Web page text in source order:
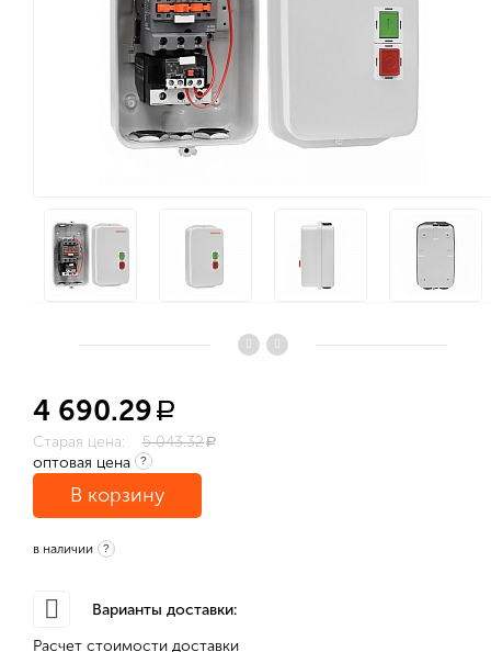
4 690.29 a
Старая цена: 5 043.32 a
оптовая цена ?
В корзину
в наличии ?
Варианты доставки:
Расчет стоимости доставки